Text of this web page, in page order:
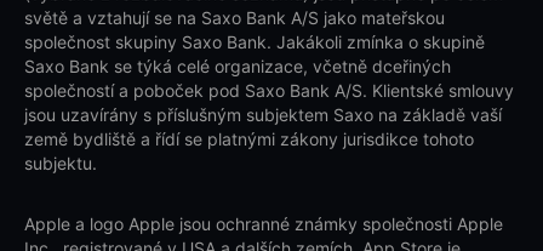
světě a vztahují se na Saxo Bank A/S jako mateřskou
společnost skupiny Saxo Bank. Jakákoli zmínka o skupině
Saxo Bank se týká celé organizace, včetně dceřiných
společností a poboček pod Saxo Bank A/S. Klientské smlouvy
jsou uzavírány s příslušným subjektem Saxo na základě vaší
země bydliště a řídí se platnými zákony jurisdikce tohoto
subjektu.
Apple a logo Apple jsou ochranné známky společnosti Apple